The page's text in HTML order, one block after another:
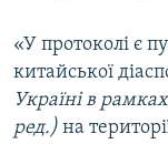
«У протоколі є
китайської
Україні в
ред.) на